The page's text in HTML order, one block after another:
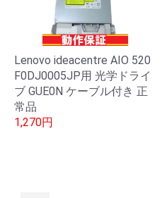
Lenovo ideacentre AIO 520
F0DJ0005JP用 光学ドライ
ブ GUE0N ケーブル付き 正
常品
1,270円